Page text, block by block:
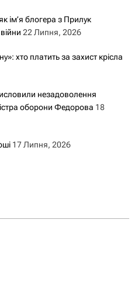
ім’я блогера з Прилук
22 Липня, 2026
хто платить за захист крісла
незадоволення
оборони Федорова 18
17 Липня, 2026